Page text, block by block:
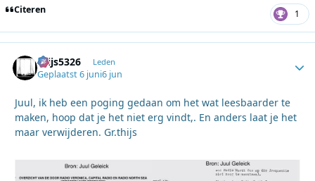
Citeren 1
thijs5326 Leden
Geplaatst6 juni6 jun
Juul, ik heb een poging gedaan om het wat leesbaarder te
maken, hoop dat je het niet erg vindt,. En anders laat je het
maar verwijderen. Gr.thijs